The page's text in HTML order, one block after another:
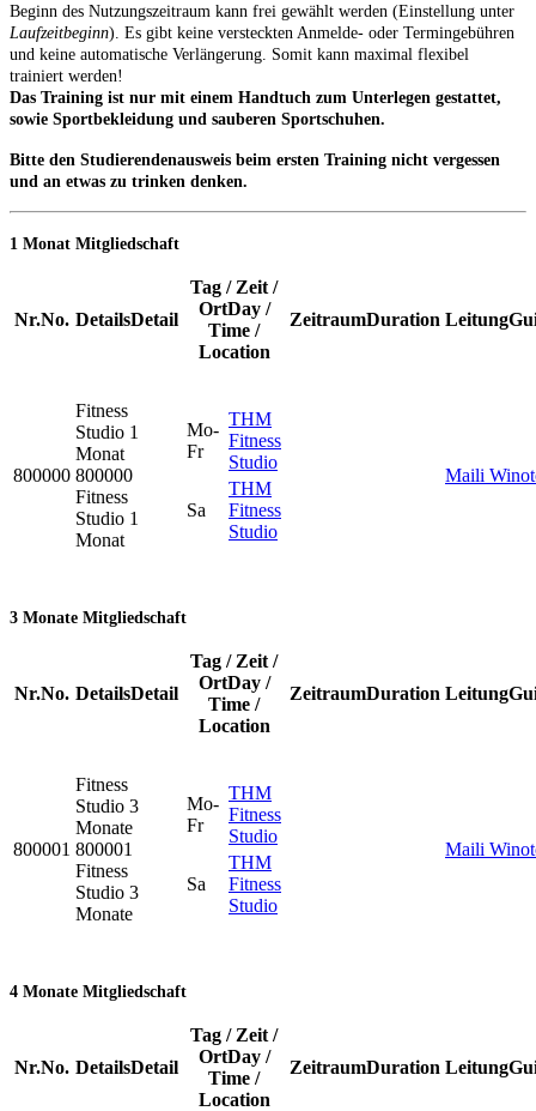
Beginn des Nutzungszeitraum kann frei gewählt werden (Einstellung unter
Laufzeitbeginn). Es gibt keine versteckten Anmelde- oder Termingebühren
und keine automatische Verlängerung. Somit kann maximal flexibel
trainiert werden!
Das Training ist nur mit einem Handtuch zum Unterlegen gestattet,
sowie Sportbekleidung und sauberen Sportschuhen.
Bitte den Studierendenausweis beim ersten Training nicht vergessen
und an etwas zu trinken denken.
1 Monat Mitgliedschaft
Nr.No. DetailsDetail
Tag / Zeit /
OrtDay /
Time /
Location
ZeitraumDuration Leitung
800000
Fitness
Studio 1
Monat
800000
Fitness
Studio 1
Monat
Mo-
Fr
THM
Fitness
Studio
Sa
THM
Fitness
Studio
Maili
3 Monate Mitgliedschaft
Nr.No. DetailsDetail
Tag / Zeit /
OrtDay /
Time /
Location
ZeitraumDuration Leitung
800001
Fitness
Studio 3
Monate
800001
Fitness
Studio 3
Monate
Mo-
Fr
THM
Fitness
Studio
Sa
THM
Fitness
Studio
Maili
4 Monate Mitgliedschaft
Nr.No. DetailsDetail
Tag / Zeit /
OrtDay /
Time /
Location
ZeitraumDuration Leitung